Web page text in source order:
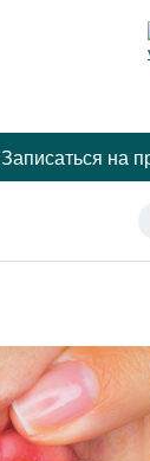
Записаться на